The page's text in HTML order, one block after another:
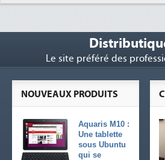
Le site préféré des
NOUVEAUX PRODUITS
Aquaris M10 :
Une tablette
sous Ubuntu
qui se